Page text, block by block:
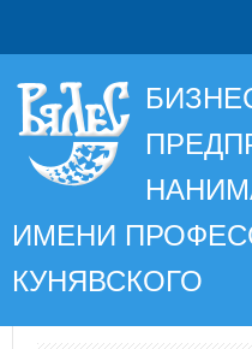
ИМЕНИ
КУНЯВСКОГО